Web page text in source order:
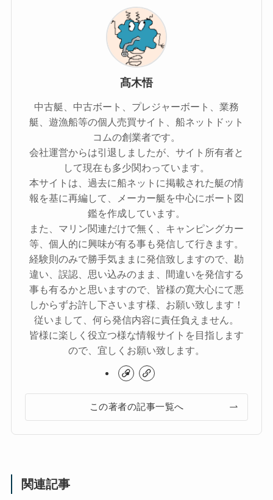
髙木悟
中古艇、中古ボート、プレジャーボート、業務
艇、遊漁船等の個人売買サイト、船ネットドット
コムの創業者です。
会社運営からは引退しましたが、サイト所有者と
して現在も多少関わっています。
本サイトは、過去に船ネットに掲載された艇の情
報を基に再編して、メーカー艇を中心にボート図
鑑を作成しています。
また、マリン関連だけで無く、キャンピングカー
等、個人的に興味が有る事も発信して行きます。
経験則のみで勝手気ままに発信致しますので、勘
違い、誤認、思い込みのまま、間違いを発信する
事も有るかと思いますので、皆様の寛大心にて悪
しからずお許し下さいます様、お願い致します！
従いまして、何ら発信内容に責任負えません。
皆様に楽しく役立つ様な情報サイトを目指します
ので、宜しくお願い致します。
この著者の記事一覧へ
関連記事